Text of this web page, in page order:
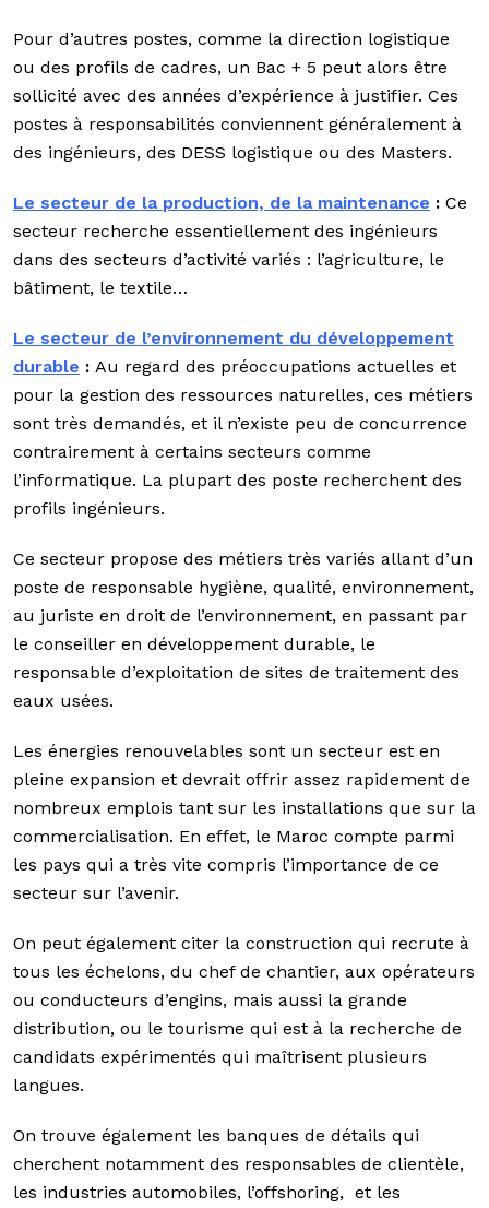
Pour d’autres postes, comme la direction logistique
ou des profils de cadres, un Bac + 5 peut alors être
sollicité avec des années d’expérience à justifier. Ces
postes à responsabilités conviennent généralement à
des ingénieurs, des DESS logistique ou des Masters.
Le secteur de la production, de la maintenance : Ce
secteur recherche essentiellement des ingénieurs
dans des secteurs d’activité variés : l’agriculture, le
bâtiment, le textile…
Le secteur de l’environnement du développement
durable : Au regard des préoccupations actuelles et
pour la gestion des ressources naturelles, ces métiers
sont très demandés, et il n’existe peu de concurrence
contrairement à certains secteurs comme
l’informatique. La plupart des poste recherchent des
profils ingénieurs.
Ce secteur propose des métiers très variés allant d’un
poste de responsable hygiène, qualité, environnement,
au juriste en droit de l’environnement, en passant par
le conseiller en développement durable, le
responsable d’exploitation de sites de traitement des
eaux usées.
Les énergies renouvelables sont un secteur est en
pleine expansion et devrait offrir assez rapidement de
nombreux emplois tant sur les installations que sur la
commercialisation. En effet, le Maroc compte parmi
les pays qui a très vite compris l’importance de ce
secteur sur l’avenir.
On peut également citer la construction qui recrute à
tous les échelons, du chef de chantier, aux opérateurs
ou conducteurs d’engins, mais aussi la grande
distribution, ou le tourisme qui est à la recherche de
candidats expérimentés qui maîtrisent plusieurs
langues.
On trouve également les banques de détails qui
cherchent notamment des responsables de clientèle,
les industries automobiles, l’offshoring, et les